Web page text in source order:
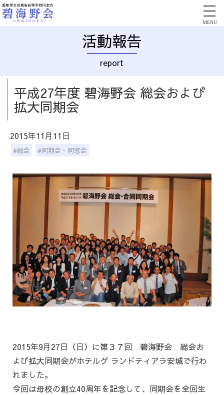
MENU
活動報告
report
平成27年度 碧海野会 総会および
拡大同期会
2015年11月11日
#総会 #同期会・同窓会
2015年9月27日（日）に第３７回 碧海野会 総会お
よび拡大同期会がホテルグ ランドティアラ安城で行わ
れました。
今回は母校の創立40周年を記念して、同期会を全回生